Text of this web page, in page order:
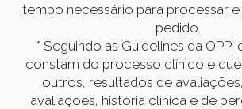
tempo necessário para processar
pedido.
* Seguindo as Guidelines da OPP,
constam do processo clínico e
outros, resultados de
avaliações, história clínica e de